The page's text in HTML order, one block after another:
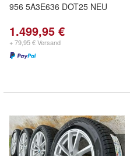
956 5A3E636 DOT25 NEU
1.499,95 €
+ 79,95 € Versand